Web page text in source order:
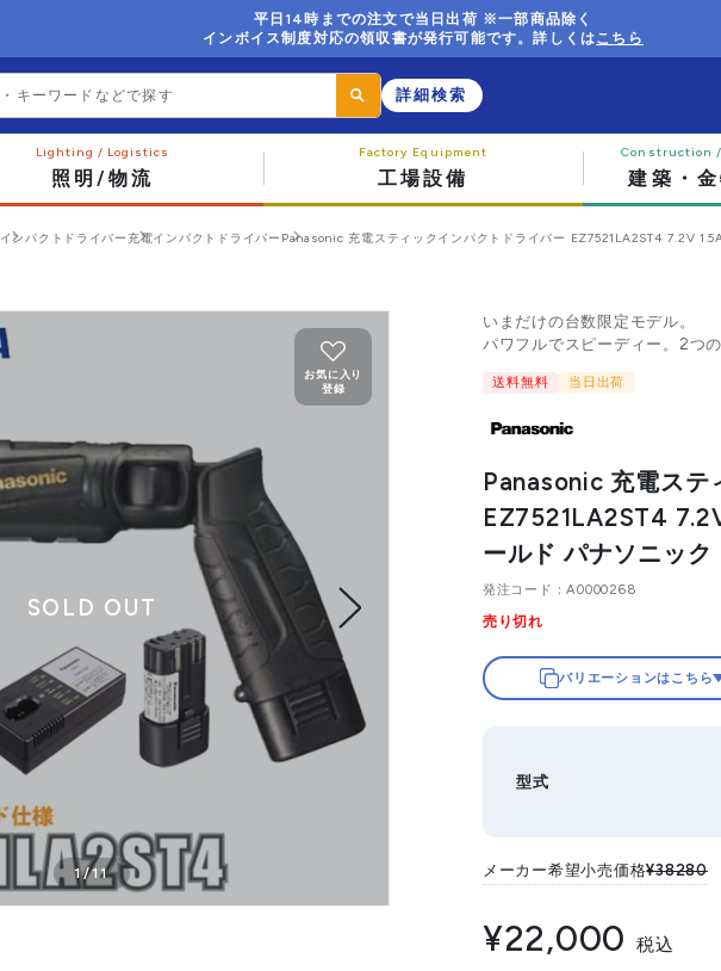
平日14時までの注文で当日出荷 ※一部商品除く
インボイス制度対応の領収書が発行可能です。詳しくはこちら
詳細検索
照明/物流 工場設備 建築・
インパクトドライバー充電インパクトドライバー Panasonic 充電スティックインパクトドライバー EZ7521LA2ST4 7.2V
SOLD OUT
1/11
お気に入り
登録
いまだけの台数限定モデル。
パワフルでスピーディー。2つ
送料無料 当日出荷
Panasonic 充電ステ
EZ7521LA2ST4
ールド パナソニック
発注コード
A0000268
売り切れ
バリエーションはこちら
型式
メーカー希望小売価格¥38280
¥22,000 税込